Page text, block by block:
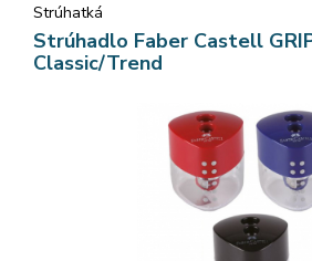
Strúhatká
Strúhadlo Faber Castell
Classic/Trend